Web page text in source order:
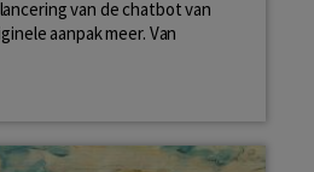
van de chatbot van
aanpak meer. Van